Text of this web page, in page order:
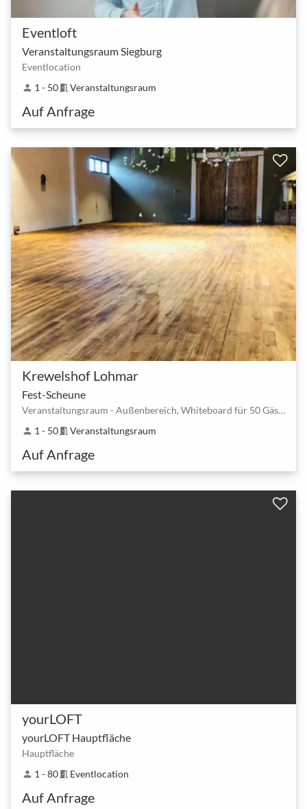
Eventloft
Veranstaltungsraum Siegburg
Eventlocation
person 1 - 50meeting_room Veranstaltungsraum
Auf Anfrage
Krewelshof Lohmar
Fest-Scheune
Veranstaltungsraum - Außenbereich, Whiteboard für 50 Gäste
person 1 - 50meeting_room Veranstaltungsraum
Auf Anfrage
yourLOFT
yourLOFT Hauptfläche
Hauptfläche
person 1 - 80meeting_room Eventlocation
Auf Anfrage